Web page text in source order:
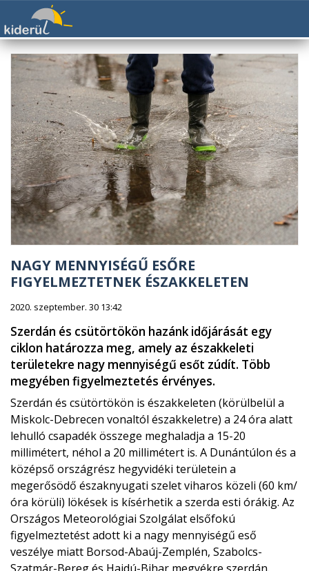
NAGY MENNYISÉGŰ ESŐRE
FIGYELMEZTETNEK ÉSZAKKELETEN
2020. szeptember. 30 13:42
Szerdán és csütörtökön hazánk időjárását egy
ciklon határozza meg, amely az északkeleti
területekre nagy mennyiségű esőt zúdít. Több
megyében figyelmeztetés érvényes.
Szerdán és csütörtökön is északkeleten (körülbelül a
Miskolc-Debrecen vonaltól északkeletre) a 24 óra alatt
lehulló csapadék összege meghaladja a 15-20
millimétert, néhol a 20 millimétert is. A Dunántúlon és a
középső országrész hegyvidéki területein a
megerősödő északnyugati szelet viharos közeli (60 km/
óra körüli) lökések is kísérhetik a szerda esti órákig. Az
Országos Meteorológiai Szolgálat elsőfokú
figyelmeztetést adott ki a nagy mennyiségű eső
veszélye miatt Borsod-Abaúj-Zemplén, Szabolcs-